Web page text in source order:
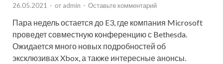
26.05.2021 - от admin - Оставьте комментарий
Пара недель остается до E3, где компания Microsoft
проведет совместную конференцию с Bethesda.
Ожидается много новых подробностей об
эксклюзивах Xbox, а также интересные анонсы.